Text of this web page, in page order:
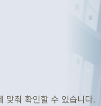
맞춰 확인할 수 있습니다.